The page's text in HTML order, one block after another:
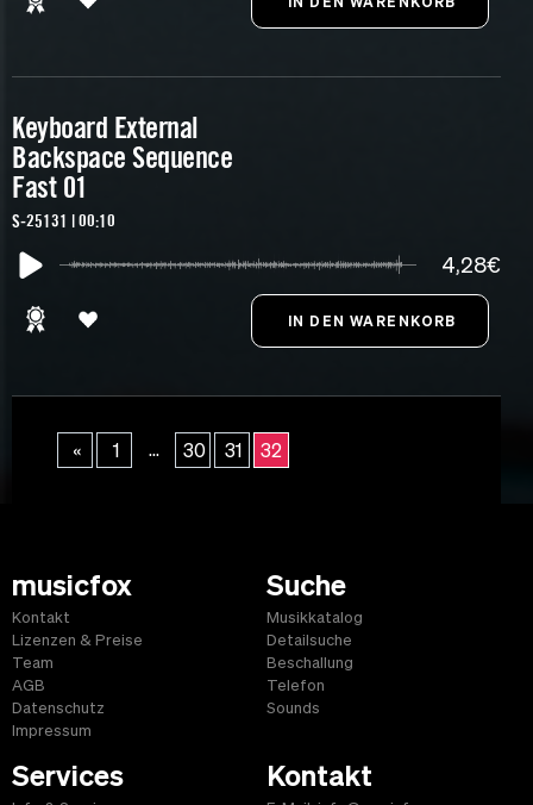
Keyboard External
Backspace Sequence
Fast 01
S-25131 | 00:10
4,28€
« 1 ... 30 31 32
musicfox
Kontakt
Lizenzen & Preise
Team
AGB
Datenschutz
Impressum
Suche
Musikkatalog
Detailsuche
Beschallung
Telefon
Sounds
Services Kontakt